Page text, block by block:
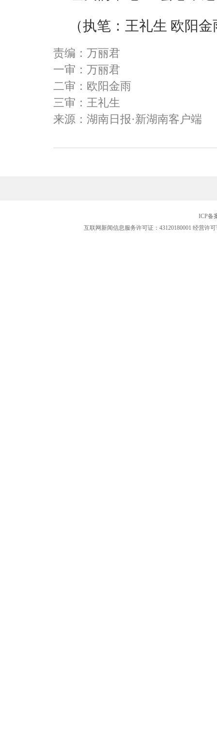
（执笔：王礼生 欧阳
责编：万丽君
一审：万丽君
二审：欧阳金雨
三审：王礼生
来源：湖南日报·新湖南客户端
ICP备
互联网新闻信息服务许可证：43120180001 经营许可